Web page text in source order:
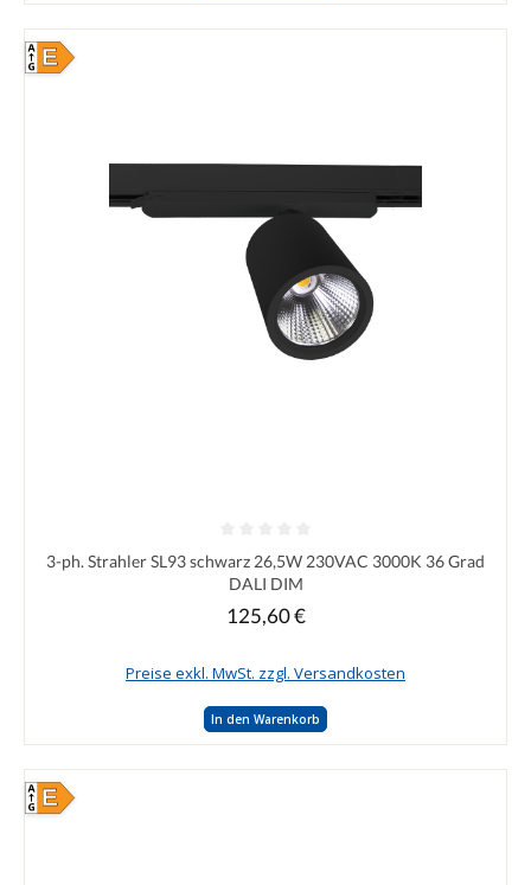
E
Durchschnittliche Bewertung von 0 von 5 Sternen
3-ph. Strahler SL93 schwarz 26,5W 230VAC 3000K 36 Grad
DALI DIM
Regulärer Preis:
125,60 €
Preise exkl. MwSt. zzgl. Versandkosten
In den Warenkorb
E